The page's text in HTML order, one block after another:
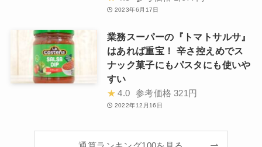
2023年6月17日
業務スーパーの『トマトサルサ』
はあれば重宝！ 辛さ控えめでス
ナック菓子にもパスタにも使いや
すい
★ 4.0 参考価格 321円
2022年12月16日